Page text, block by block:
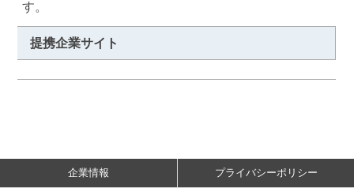
す。
提携企業サイト
企業情報 プライバシーポリシー